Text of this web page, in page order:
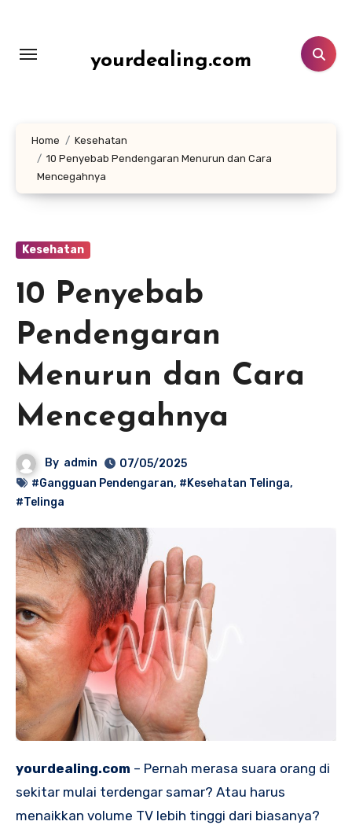
konten
yourdealing.com
Home
Kesehatan
10 Penyebab Pendengaran Menurun dan Cara
Mencegahnya
Kesehatan
10 Penyebab
Pendengaran
Menurun dan Cara
Mencegahnya
By admin
07/05/2025
#Gangguan Pendengaran, #Kesehatan Telinga,
#Telinga
yourdealing.com – Pernah merasa suara orang di
sekitar mulai terdengar samar? Atau harus
menaikkan volume TV lebih tinggi dari biasanya?